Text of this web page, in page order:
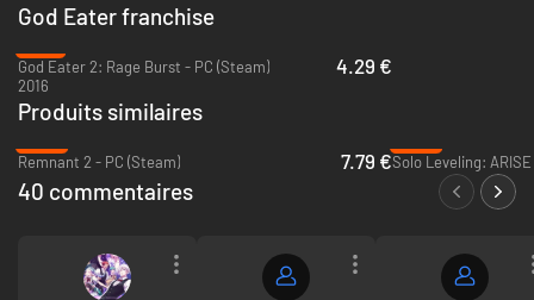
God Eater franchise
God Eater 2: Rage Burst - PC (Steam)
2016
4.29 €
Produits similaires
Remnant 2 - PC (Steam)
7.79 €
40 commentaires